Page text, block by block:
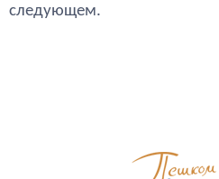
следующем.